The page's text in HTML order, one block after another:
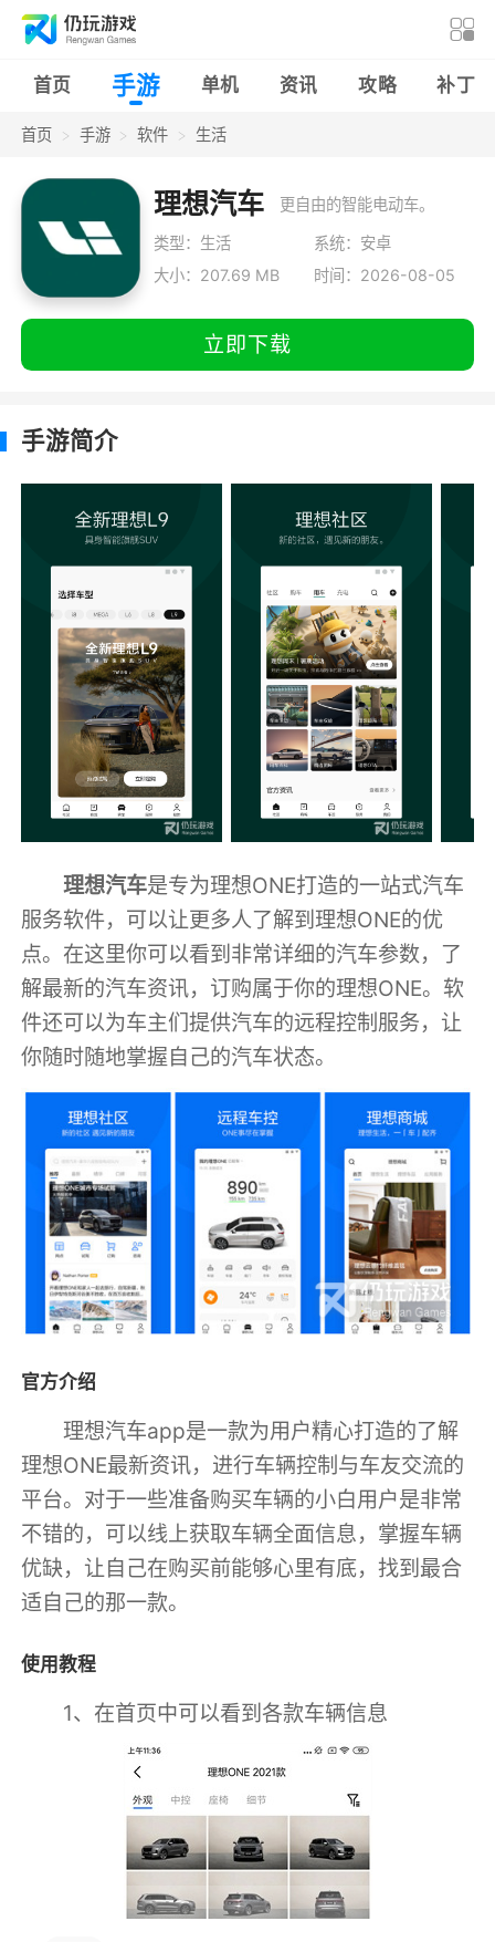
首页 手游 单机 资讯 攻略 补丁
首页 手游 软件 生活
理想汽车 更自由的智能电动车。
类型：生活
系统：安卓
大小：207.69 MB
时间：2026-08-05
立即下载
手游简介
理想汽车是专为理想ONE打造的一站式汽车
服务软件，可以让更多人了解到理想ONE的优
点。在这里你可以看到非常详细的汽车参数，了
解最新的汽车资讯，订购属于你的理想ONE。软
件还可以为车主们提供汽车的远程控制服务，让
你随时随地掌握自己的汽车状态。
官方介绍
理想汽车app是一款为用户精心打造的了解
理想ONE最新资讯，进行车辆控制与车友交流的
平台。对于一些准备购买车辆的小白用户是非常
不错的，可以线上获取车辆全面信息，掌握车辆
优缺，让自己在购买前能够心里有底，找到最合
适自己的那一款。
使用教程
1、在首页中可以看到各款车辆信息